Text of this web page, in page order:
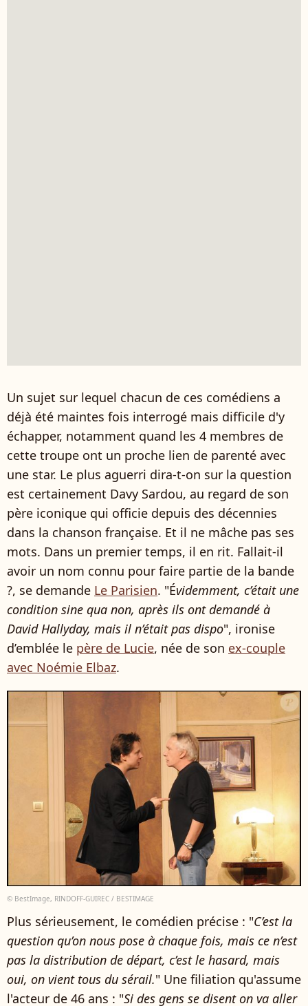
Un sujet sur lequel chacun de ces comédiens a
déjà été maintes fois interrogé mais difficile d'y
échapper, notamment quand les 4 membres de
cette troupe ont un proche lien de parenté avec
une star. Le plus aguerri dira-t-on sur la question
est certainement Davy Sardou, au regard de son
père iconique qui officie depuis des décennies
dans la chanson française. Et il ne mâche pas ses
mots. Dans un premier temps, il en rit. Fallait-il
avoir un nom connu pour faire partie de la bande
?, se demande Le Parisien. "Évidemment, c’était une
condition sine qua non, après ils ont demandé à
David Hallyday, mais il n’était pas dispo", ironise
d’emblée le père de Lucie, née de son ex-couple
avec Noémie Elbaz.
© BestImage, RINDOFF-GUIREC / BESTIMAGE
Plus sérieusement, le comédien précise : "C’est la
question qu’on nous pose à chaque fois, mais ce n’est
pas la distribution de départ, c’est le hasard, mais
oui, on vient tous du sérail." Une filiation qu'assume
l'acteur de 46 ans : "Si des gens se disent on va aller